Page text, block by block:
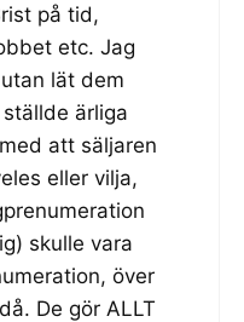
på tid,
etc. Jag
lät dem
ärliga
att säljaren
eller vilja,
skulle vara
över
De gör ALLT